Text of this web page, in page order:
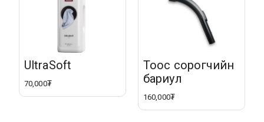
UltraSoft
70,000₮
Тоос сорогчийн
бариул
160,000₮